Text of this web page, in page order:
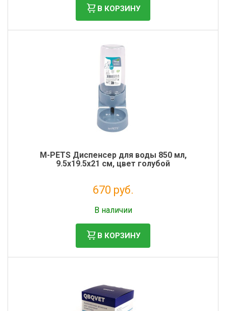
В КОРЗИНУ
M-PETS Диспенсер для воды 850 мл,
9.5х19.5х21 см, цвет голубой
670 руб.
В наличии
В КОРЗИНУ